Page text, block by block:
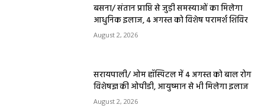
बसना/ संतान प्राप्ति से जुड़ी समस्याओं का मिलेगा
आधुनिक इलाज, 4 अगस्त को विशेष परामर्श शिविर
August 2, 2026
सरायपाली/ ओम हॉस्पिटल में 4 अगस्त को बाल रोग
विशेषज्ञ की ओपीडी, आयुष्मान से भी मिलेगा इलाज
August 2, 2026